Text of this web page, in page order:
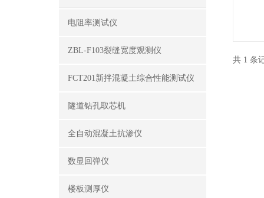
电阻率测试仪
ZBL-F103裂缝宽度观测仪
FCT201新拌混凝土综合性能测试仪
隧道钻孔取芯机
全自动混凝土抗渗仪
数显回弹仪
楼板测厚仪
共 1 条